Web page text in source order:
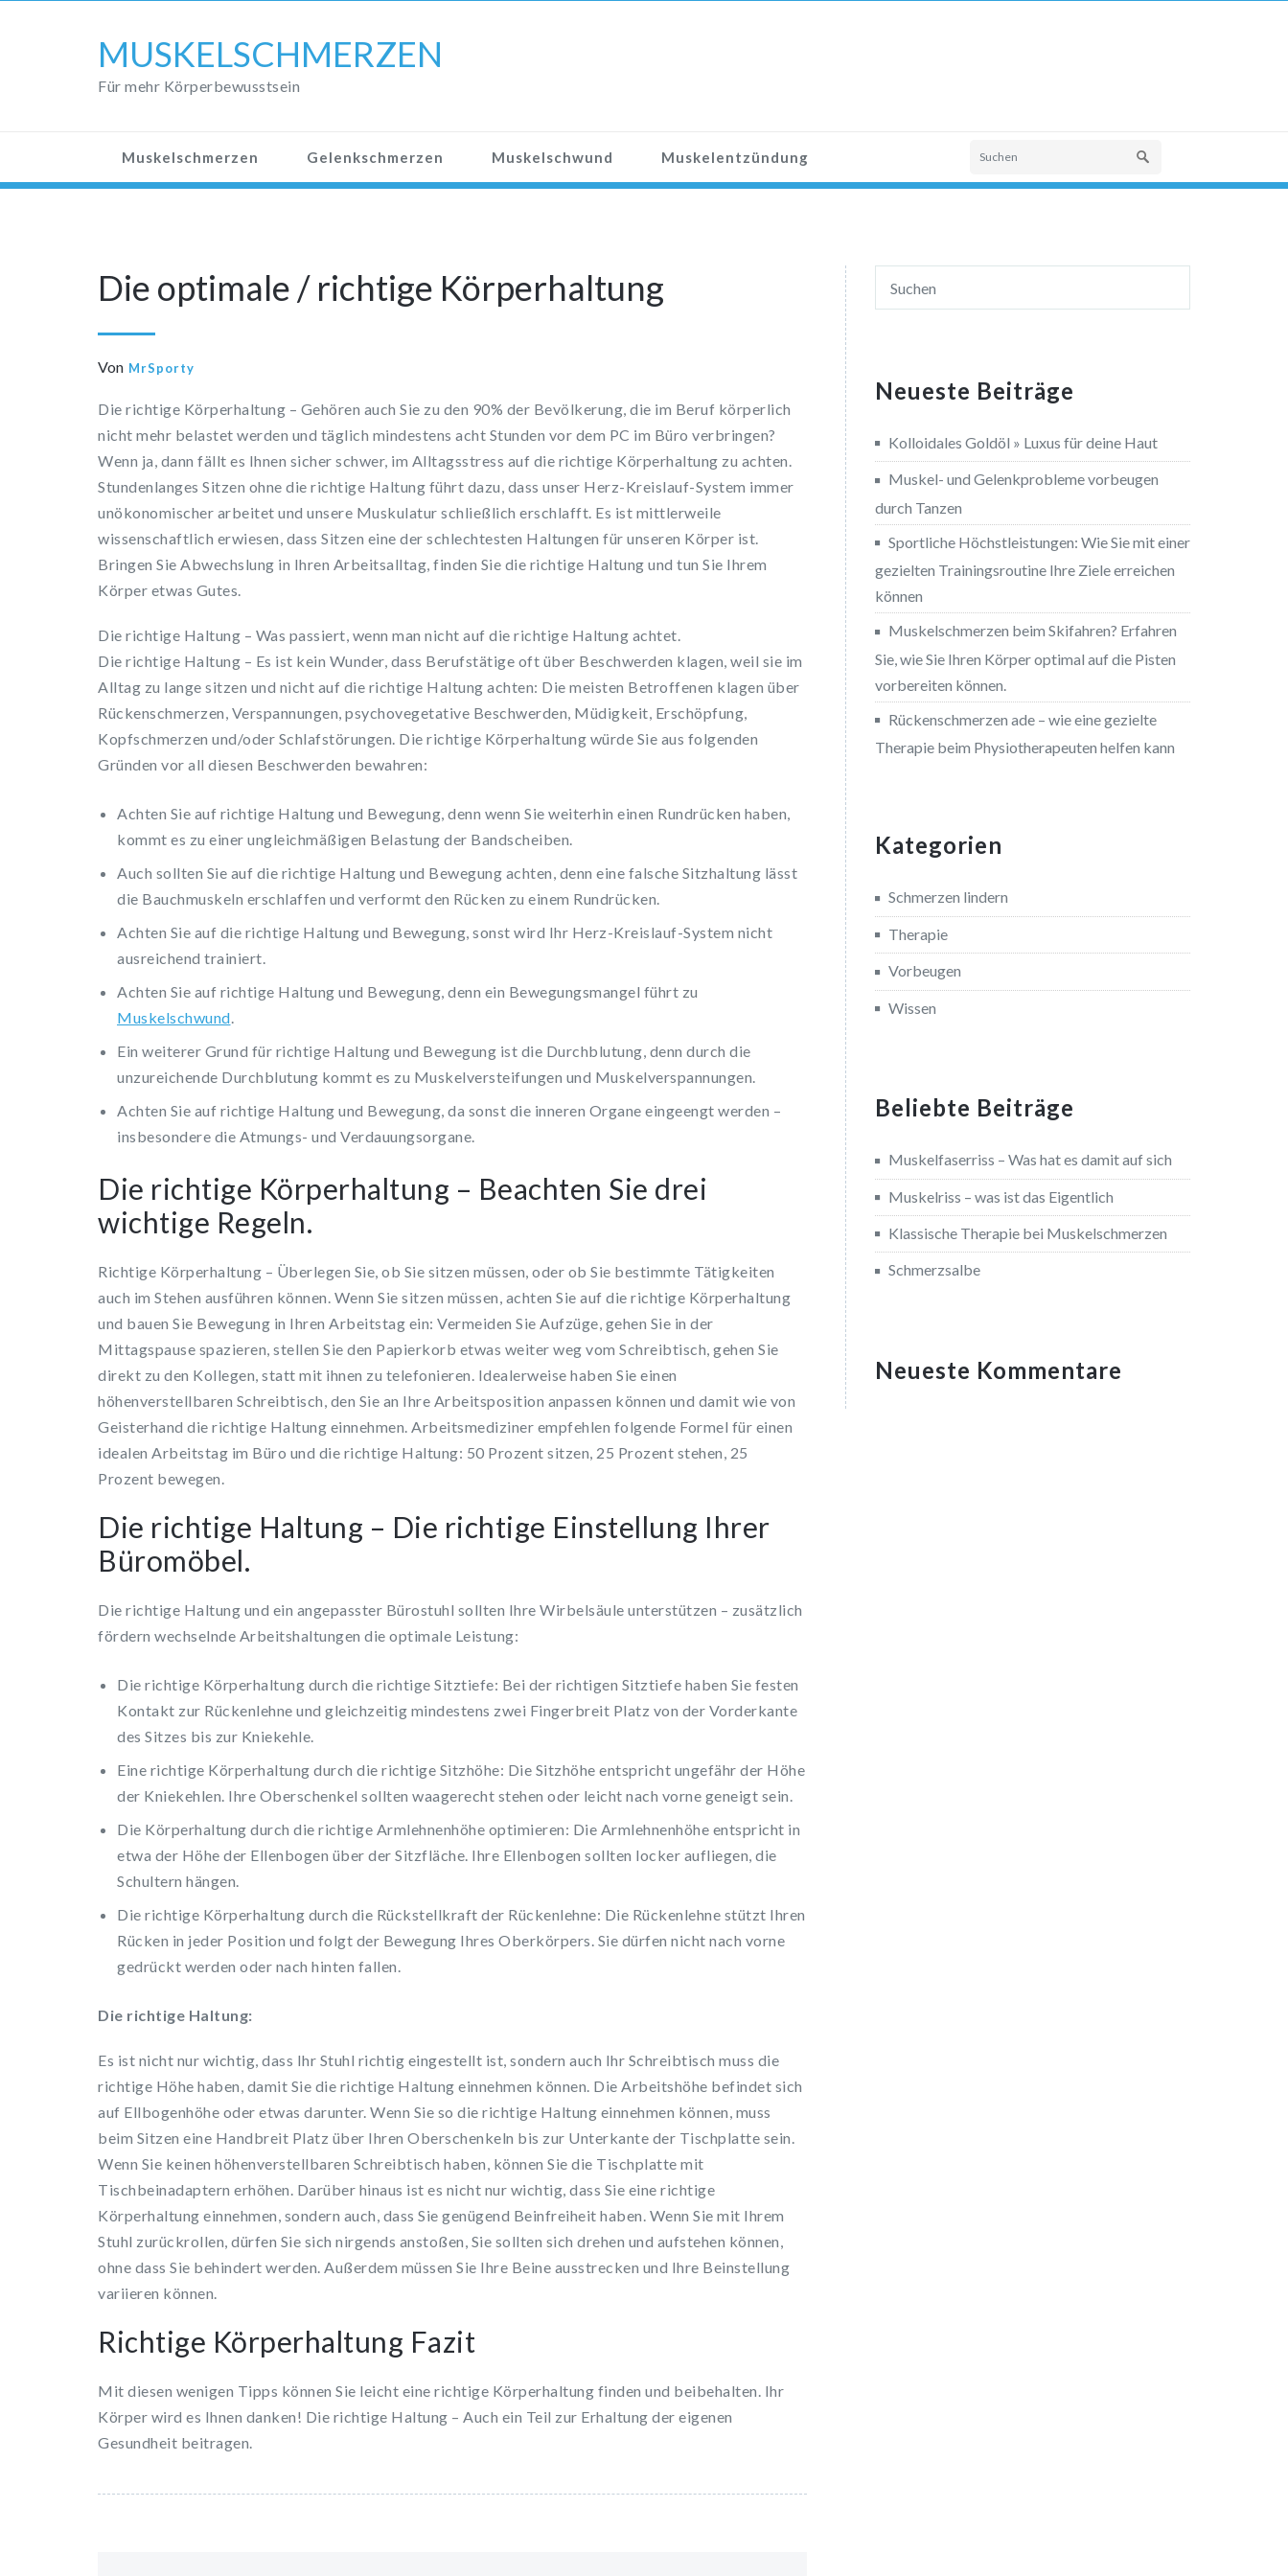
MUSKELSCHMERZEN
Für mehr Körperbewusstsein
Muskelschmerzen Gelenkschmerzen Muskelschwund Muskelentzündung
Die optimale / richtige Körperhaltung
Von MrSporty
Die richtige Körperhaltung – Gehören auch Sie zu den 90% der Bevölkerung, die im Beruf körperlich
nicht mehr belastet werden und täglich mindestens acht Stunden vor dem PC im Büro verbringen?
Wenn ja, dann fällt es Ihnen sicher schwer, im Alltagsstress auf die richtige Körperhaltung zu achten.
Stundenlanges Sitzen ohne die richtige Haltung führt dazu, dass unser Herz-Kreislauf-System immer
unökonomischer arbeitet und unsere Muskulatur schließlich erschlafft. Es ist mittlerweile
wissenschaftlich erwiesen, dass Sitzen eine der schlechtesten Haltungen für unseren Körper ist.
Bringen Sie Abwechslung in Ihren Arbeitsalltag, finden Sie die richtige Haltung und tun Sie Ihrem
Körper etwas Gutes.
Die richtige Haltung – Was passiert, wenn man nicht auf die richtige Haltung achtet.
Die richtige Haltung – Es ist kein Wunder, dass Berufstätige oft über Beschwerden klagen, weil sie im
Alltag zu lange sitzen und nicht auf die richtige Haltung achten: Die meisten Betroffenen klagen über
Rückenschmerzen, Verspannungen, psychovegetative Beschwerden, Müdigkeit, Erschöpfung,
Kopfschmerzen und/oder Schlafstörungen. Die richtige Körperhaltung würde Sie aus folgenden
Gründen vor all diesen Beschwerden bewahren:
Achten Sie auf richtige Haltung und Bewegung, denn wenn Sie weiterhin einen Rundrücken haben,
kommt es zu einer ungleichmäßigen Belastung der Bandscheiben.
Auch sollten Sie auf die richtige Haltung und Bewegung achten, denn eine falsche Sitzhaltung lässt
die Bauchmuskeln erschlaffen und verformt den Rücken zu einem Rundrücken.
Achten Sie auf die richtige Haltung und Bewegung, sonst wird Ihr Herz-Kreislauf-System nicht
ausreichend trainiert.
Achten Sie auf richtige Haltung und Bewegung, denn ein Bewegungsmangel führt zu
Muskelschwund.
Ein weiterer Grund für richtige Haltung und Bewegung ist die Durchblutung, denn durch die
unzureichende Durchblutung kommt es zu Muskelversteifungen und Muskelverspannungen.
Achten Sie auf richtige Haltung und Bewegung, da sonst die inneren Organe eingeengt werden –
insbesondere die Atmungs- und Verdauungsorgane.
Die richtige Körperhaltung – Beachten Sie drei
wichtige Regeln.
Richtige Körperhaltung – Überlegen Sie, ob Sie sitzen müssen, oder ob Sie bestimmte Tätigkeiten
auch im Stehen ausführen können. Wenn Sie sitzen müssen, achten Sie auf die richtige Körperhaltung
und bauen Sie Bewegung in Ihren Arbeitstag ein: Vermeiden Sie Aufzüge, gehen Sie in der
Mittagspause spazieren, stellen Sie den Papierkorb etwas weiter weg vom Schreibtisch, gehen Sie
direkt zu den Kollegen, statt mit ihnen zu telefonieren. Idealerweise haben Sie einen
höhenverstellbaren Schreibtisch, den Sie an Ihre Arbeitsposition anpassen können und damit wie von
Geisterhand die richtige Haltung einnehmen. Arbeitsmediziner empfehlen folgende Formel für einen
idealen Arbeitstag im Büro und die richtige Haltung: 50 Prozent sitzen, 25 Prozent stehen, 25
Prozent bewegen.
Die richtige Haltung – Die richtige Einstellung Ihrer
Büromöbel.
Die richtige Haltung und ein angepasster Bürostuhl sollten Ihre Wirbelsäule unterstützen – zusätzlich
fördern wechselnde Arbeitshaltungen die optimale Leistung:
Die richtige Körperhaltung durch die richtige Sitztiefe: Bei der richtigen Sitztiefe haben Sie festen
Kontakt zur Rückenlehne und gleichzeitig mindestens zwei Fingerbreit Platz von der Vorderkante
des Sitzes bis zur Kniekehle.
Eine richtige Körperhaltung durch die richtige Sitzhöhe: Die Sitzhöhe entspricht ungefähr der Höhe
der Kniekehlen. Ihre Oberschenkel sollten waagerecht stehen oder leicht nach vorne geneigt sein.
Die Körperhaltung durch die richtige Armlehnenhöhe optimieren: Die Armlehnenhöhe entspricht in
etwa der Höhe der Ellenbogen über der Sitzfläche. Ihre Ellenbogen sollten locker aufliegen, die
Schultern hängen.
Die richtige Körperhaltung durch die Rückstellkraft der Rückenlehne: Die Rückenlehne stützt Ihren
Rücken in jeder Position und folgt der Bewegung Ihres Oberkörpers. Sie dürfen nicht nach vorne
gedrückt werden oder nach hinten fallen.
Die richtige Haltung:
Es ist nicht nur wichtig, dass Ihr Stuhl richtig eingestellt ist, sondern auch Ihr Schreibtisch muss die
richtige Höhe haben, damit Sie die richtige Haltung einnehmen können. Die Arbeitshöhe befindet sich
auf Ellbogenhöhe oder etwas darunter. Wenn Sie so die richtige Haltung einnehmen können, muss
beim Sitzen eine Handbreit Platz über Ihren Oberschenkeln bis zur Unterkante der Tischplatte sein.
Wenn Sie keinen höhenverstellbaren Schreibtisch haben, können Sie die Tischplatte mit
Tischbeinadaptern erhöhen. Darüber hinaus ist es nicht nur wichtig, dass Sie eine richtige
Körperhaltung einnehmen, sondern auch, dass Sie genügend Beinfreiheit haben. Wenn Sie mit Ihrem
Stuhl zurückrollen, dürfen Sie sich nirgends anstoßen, Sie sollten sich drehen und aufstehen können,
ohne dass Sie behindert werden. Außerdem müssen Sie Ihre Beine ausstrecken und Ihre Beinstellung
variieren können.
Richtige Körperhaltung Fazit
Mit diesen wenigen Tipps können Sie leicht eine richtige Körperhaltung finden und beibehalten. Ihr
Körper wird es Ihnen danken! Die richtige Haltung – Auch ein Teil zur Erhaltung der eigenen
Gesundheit beitragen.
Neueste Beiträge
Kolloidales Goldöl » Luxus für deine Haut
Muskel- und Gelenkprobleme vorbeugen
durch Tanzen
Sportliche Höchstleistungen: Wie Sie mit einer
gezielten Trainingsroutine Ihre Ziele erreichen
können
Muskelschmerzen beim Skifahren? Erfahren
Sie, wie Sie Ihren Körper optimal auf die Pisten
vorbereiten können.
Rückenschmerzen ade – wie eine gezielte
Therapie beim Physiotherapeuten helfen kann
Kategorien
Schmerzen lindern
Therapie
Vorbeugen
Wissen
Beliebte Beiträge
Muskelfaserriss – Was hat es damit auf sich
Muskelriss – was ist das Eigentlich
Klassische Therapie bei Muskelschmerzen
Schmerzsalbe
Neueste Kommentare